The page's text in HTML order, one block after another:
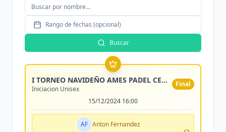
Rango de fechas (opcional)
Buscar
I TORNEO NAVIDEÑO AMES PADEL CENTER
Iniciacion Unisex
Final
15/12/2024 16:00
AF Anton Fernandez